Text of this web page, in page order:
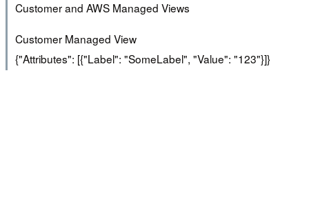
Customer and AWS Managed Views
Customer Managed View
{"Attributes": [{"Label": "SomeLabel", "Value": "123"}]}